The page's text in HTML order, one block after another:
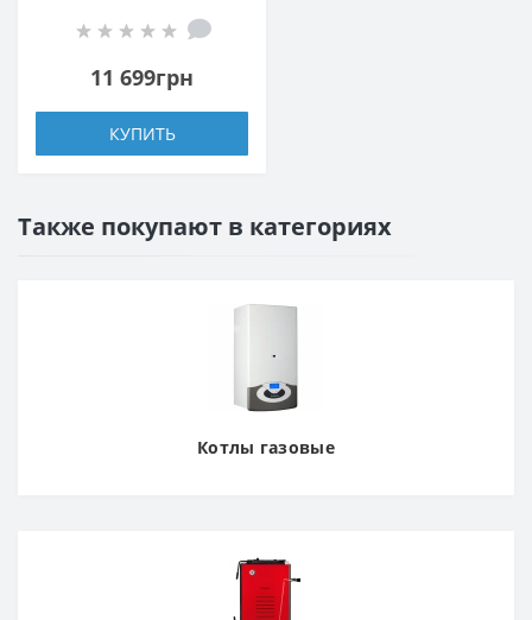
11 699грн
КУПИТЬ
Также покупают в категориях
Котлы газовые